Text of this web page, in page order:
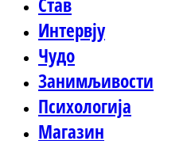
Интервју
Чудо
Занимљивости
Психологија
Магазин